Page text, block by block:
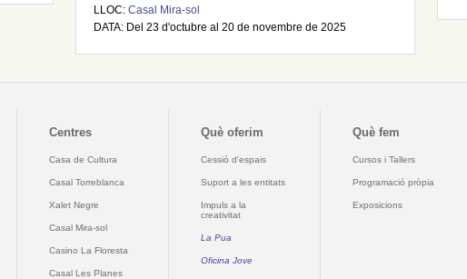
LLOC: Casal Mira-sol
DATA: Del 23 d'octubre al 20 de novembre de 2025
Centres
Casa de Cultura
Casal Torreblanca
Xalet Negre
Casal Mira-sol
Casino La Floresta
Casal Les Planes
Què oferim
Cessió d'espais
Suport a les entitats
Impuls a la
creativitat
La Pua
Oficina Jove
Què fem
Cursos i Tallers
Programació pròpia
Exposicions